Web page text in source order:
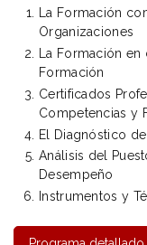
La Formación
Organizaciones
La Formación
Formación
Certificados
Competencias y
El Diagnóstico
Análisis del
Desempeño
Instrumentos y